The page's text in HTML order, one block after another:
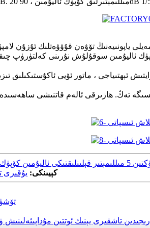
سوقۇلۇش نۇرىنى كەلتۈرۈپ
چىداملىق ۋە تەۋرىنىشكە چىداملىق ئاليۇمىن كۆپۈك)
كېيىنكى: يۇقىرى
تاشقىرى يېنىك ئوتتىن مۇداپىئەلىنىش ۋە